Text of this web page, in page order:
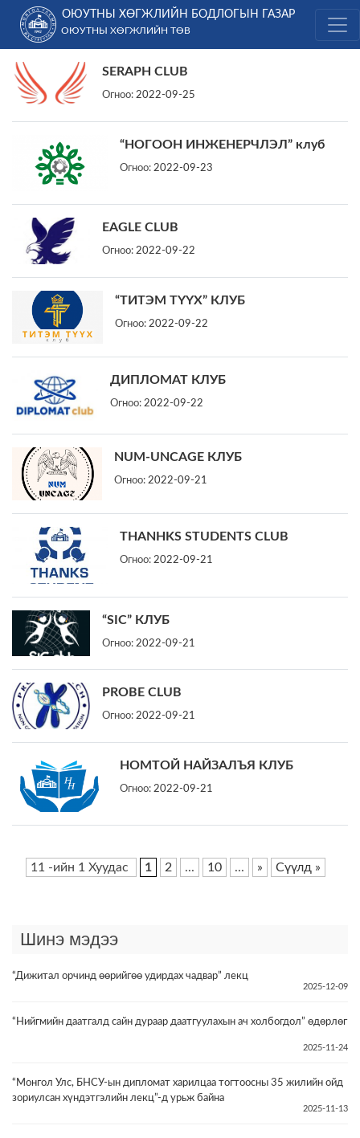
content
ОЮУТНЫ ХӨГЖЛИЙН БОДЛОГЫН ГАЗАР
ОЮУТНЫ ХӨГЖЛИЙН ТӨВ
SERAPH CLUB
Огноо: 2022-09-25
“НОГООН ИНЖЕНЕРЧЛЭЛ” клуб
Огноо: 2022-09-23
EAGLE CLUB
Огноо: 2022-09-22
“ТИТЭМ ТҮҮХ” КЛУБ
Огноо: 2022-09-22
ДИПЛОМАТ КЛУБ
Огноо: 2022-09-22
NUM-UNCAGE КЛУБ
Огноо: 2022-09-21
THANHKS STUDENTS CLUB
Огноо: 2022-09-21
“SIC” КЛУБ
Огноо: 2022-09-21
PROBE CLUB
Огноо: 2022-09-21
НОМТОЙ НАЙЗАЛЪЯ КЛУБ
Огноо: 2022-09-21
11 -ийн 1 Хуудас 1 2 ... 10 ... » Сүүлд »
Шинэ мэдээ
“Дижитал орчинд өөрийгөө удирдах чадвар” лекц
2025-12-09
“Нийгмийн даатгалд сайн дураар даатгуулахын ач холбогдол” өдөрлөг
2025-11-24
“Монгол Улс, БНСУ-ын дипломат харилцаа тогтоосны 35 жилийн ойд
зориулсан хүндэтгэлийн лекц”-д урьж байна
2025-11-13